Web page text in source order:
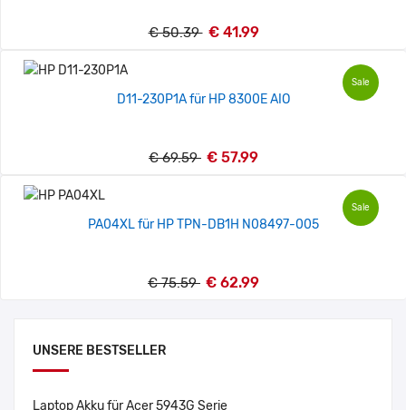
UNSERE BESTSELLER
Laptop Akku für Acer 5943G Serie
€ 50.39 € 41.99
Sale
D11-230P1A für HP 8300E AIO
€ 69.59 € 57.99
Sale
PA04XL für HP TPN-DB1H N08497-005
€ 75.59 € 62.99